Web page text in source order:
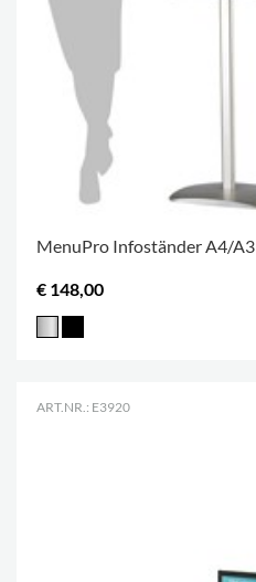
MenuPro Infoständer A4/A3
€ 148,00
ART.NR.: E3920